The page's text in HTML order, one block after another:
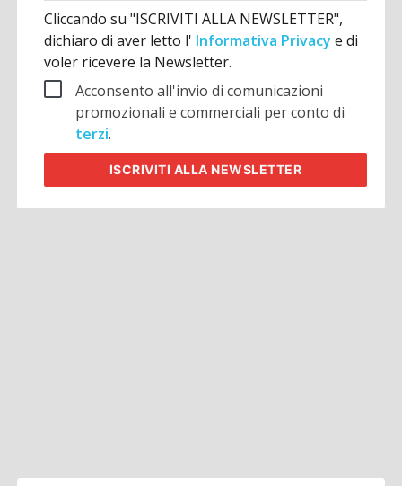
Cliccando su "ISCRIVITI ALLA NEWSLETTER",
dichiaro di aver letto l' Informativa Privacye di
voler ricevere la Newsletter.
Acconsento all'invio di comunicazioni
promozionali e commerciali per conto di
terzi.
ISCRIVITI ALLA NEWSLETTER